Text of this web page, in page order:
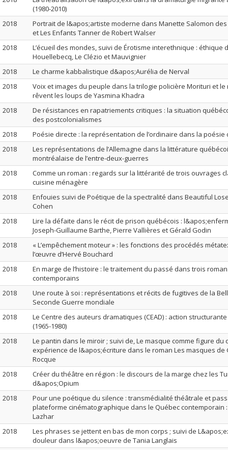
(1980-2010)
2018
Portrait de l&apos;artiste moderne dans Manette Salomon
et Les Enfants Tanner de Robert Walser
2018
L’écueil des mondes, suivi de Érotisme interethnique : éthique
Houellebecq, Le Clézio et Mauvignier
2018
Le charme kabbalistique d&apos;Aurélia de Nerval
2018
Voix et images du peuple dans la trilogie policière Morituri et le
rêvent les loups de Yasmina Khadra
2018
De résistances en rapatriements critiques : la situation
des postcolonialismes
2018
Poésie directe : la représentation de l’ordinaire dans la poésie
2018
Les représentations de l’Allemagne dans la littérature
montréalaise de l’entre-deux-guerres
2018
Comme un roman : regards sur la littérarité de trois ouvrages
cuisine ménagère
2018
Enfouies suivi de Poétique de la spectralité dans Beautiful
Cohen
2018
Lire la défaite dans le récit de prison québécois :
Joseph-Guillaume Barthe, Pierre Vallières et Gérald Godin
2018
« L’empêchement moteur » : les fonctions des procédés
l’œuvre d’Hervé Bouchard
2018
En marge de l’histoire : le traitement du passé dans trois
contemporains
2018
Une route à soi : représentations et récits de fugitives de la
Seconde Guerre mondiale
2018
Le Centre des auteurs dramatiques (CEAD) : action
(1965-1980)
2018
Le pantin dans le miroir ; suivi de, Le masque comme figure du
expérience de l&apos;écriture dans le roman Les masques de
Rocque
2018
Créer du théâtre en région : le discours de la marge chez les
d&apos;Opium
2018
Pour une poétique du silence : transmédialité théâtrale et
plateforme cinématographique dans le Québec contemporain
Lazhar
2018
Les phrases se jettent en bas de mon corps ; suivi de
douleur dans l&apos;oeuvre de Tania Langlais